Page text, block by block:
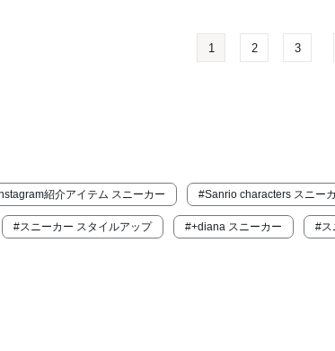
1 2 3
紹介アイテム スニーカー #Sanrio characters スニー
#スニーカー スタイルアップ #+diana スニーカー #ス